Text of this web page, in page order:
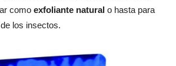
como exfoliante natural o hasta para
los insectos.